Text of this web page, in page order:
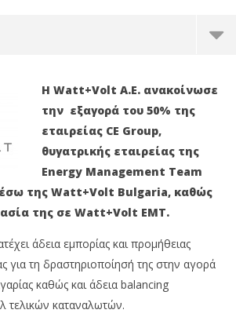
Η Watt+Volt Α.Ε. ανακοίνωσε
την εξαγορά του 50% της
εταιρείας CE Group,
θυγατρικής εταιρείας της
Energy Management Team
της Watt+Volt Bulgaria, καθώς
της σε Watt+Volt EMT.
άδεια εμπορίας και προμήθειας
για τη δραστηριοποίησή της στην αγορά
καθώς και άδεια balancing
τελικών καταναλωτών.